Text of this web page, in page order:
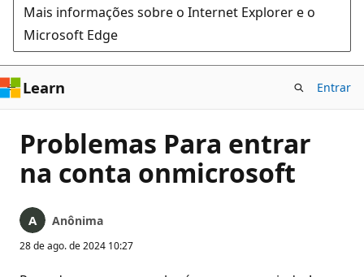
Mais informações sobre o Internet Explorer e o
Microsoft Edge
Learn Entrar
Problemas Para entrar
na conta onmicrosoft
Anônima
28 de ago. de 2024 10:27